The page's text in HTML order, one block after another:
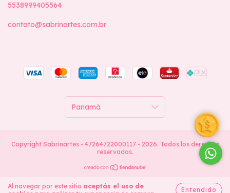
Al navegar por este sitio aceptás el uso de
Entendido
5538999405564
contato@sabrinartes.com.br
Copyright Sabrinartes - 47264722000117 - 2026. Todos los derechos
reservados.